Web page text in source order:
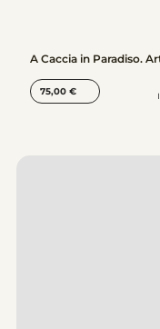
A Caccia in Paradiso.
75,00 €